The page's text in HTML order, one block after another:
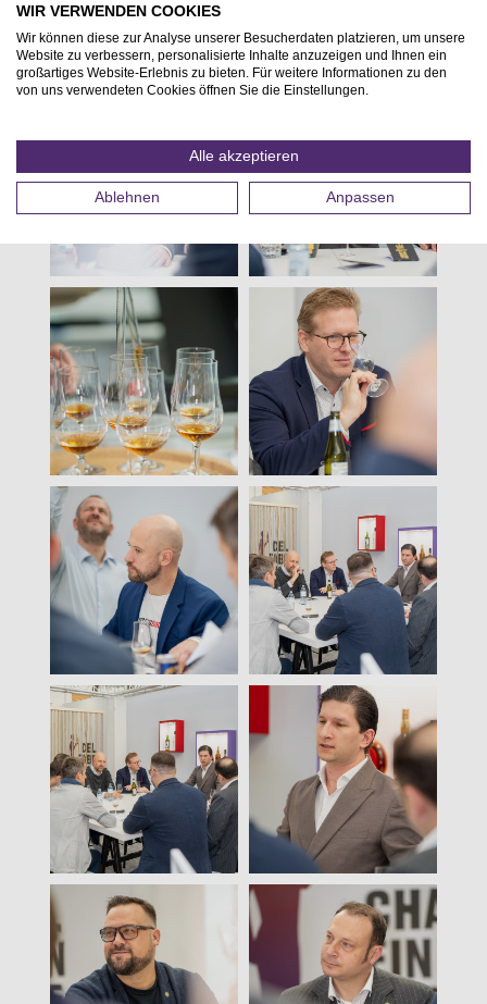
WIR VERWENDEN COOKIES
Wir können diese zur Analyse unserer Besucherdaten platzieren, um unsere
Website zu verbessern, personalisierte Inhalte anzuzeigen und Ihnen ein
großartiges Website-Erlebnis zu bieten. Für weitere Informationen zu den
von uns verwendeten Cookies öffnen Sie die Einstellungen.
Alle akzeptieren
Ablehnen Anpassen